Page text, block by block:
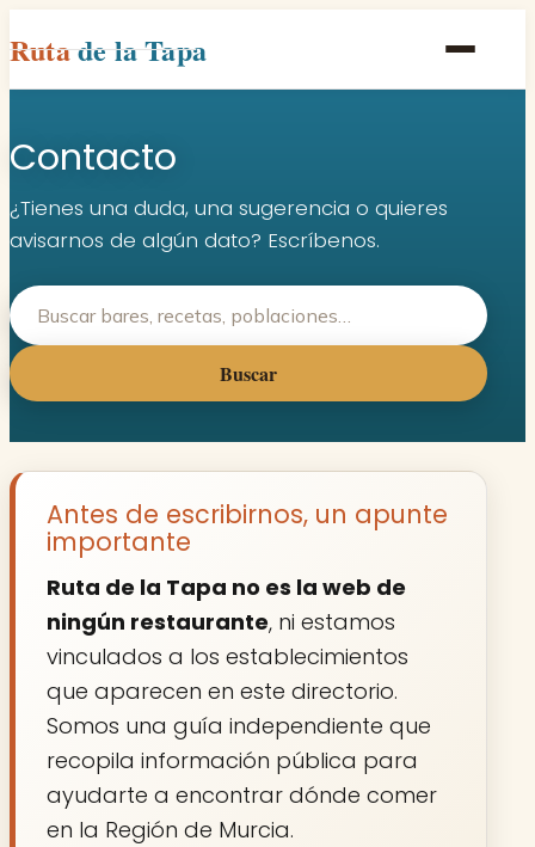
Rutade la Tapa
Inicio
Poblaciones
Rutas
Contacto
Contacto
¿Tienes una duda, una sugerencia o quieres
avisarnos de algún dato? Escríbenos.
Buscar
Antes de escribirnos, un apunte
importante
Ruta de la Tapa no es la web de
ningún restaurante, ni estamos
vinculados a los establecimientos
que aparecen en este directorio.
Somos una guía independiente que
recopila información pública para
ayudarte a encontrar dónde comer
en la Región de Murcia.